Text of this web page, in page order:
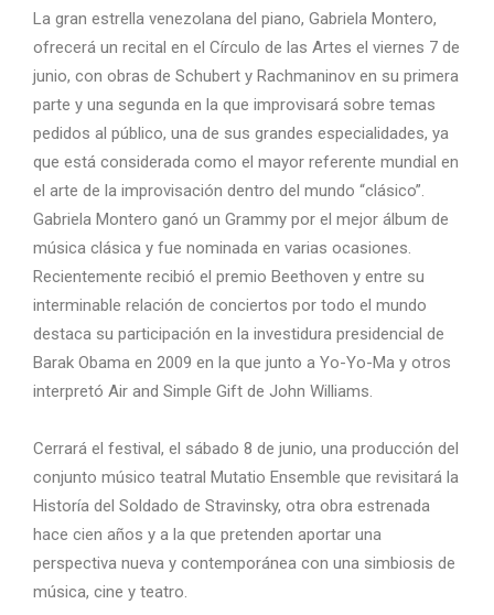
La gran estrella venezolana del piano, Gabriela Montero,
ofrecerá un recital en el Círculo de las Artes el viernes 7 de
junio, con obras de Schubert y Rachmaninov en su primera
parte y una segunda en la que improvisará sobre temas
pedidos al público, una de sus grandes especialidades, ya
que está considerada como el mayor referente mundial en
el arte de la improvisación dentro del mundo “clásico”.
Gabriela Montero ganó un Grammy por el mejor álbum de
música clásica y fue nominada en varias ocasiones.
Recientemente recibió el premio Beethoven y entre su
interminable relación de conciertos por todo el mundo
destaca su participación en la investidura presidencial de
Barak Obama en 2009 en la que junto a Yo-Yo-Ma y otros
interpretó Air and Simple Gift de John Williams.
Cerrará el festival, el sábado 8 de junio, una producción del
conjunto músico teatral Mutatio Ensemble que revisitará la
Historía del Soldado de Stravinsky, otra obra estrenada
hace cien años y a la que pretenden aportar una
perspectiva nueva y contemporánea con una simbiosis de
música, cine y teatro.